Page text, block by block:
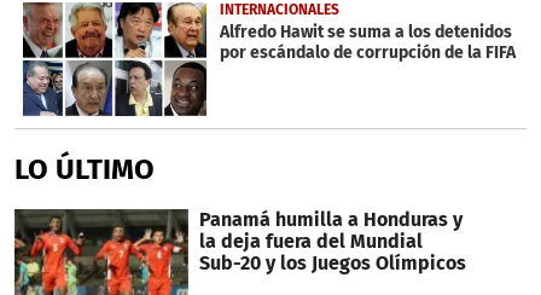
INTERNACIONALES
Alfredo Hawit se suma a los detenidos
por escándalo de corrupción de la FIFA
LO ÚLTIMO
Panamá humilla a Honduras y
la deja fuera del Mundial
Sub-20 y los Juegos Olímpicos